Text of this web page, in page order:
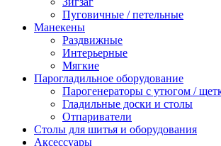
Пуговичные / петельные
Манекены
Раздвижные
Интерьерные
Мягкие
Парогладильное оборудование
Парогенераторы с утюгом /
Гладильные доски и столы
Отпариватели
Столы для шитья и оборудования
Аксессуары